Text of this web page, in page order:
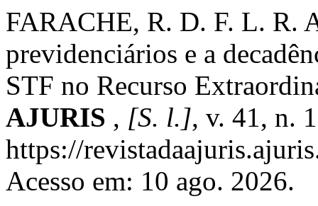
FARACHE, R. D. F. L. R.
previdenciários e a
STF no Recurso
AJURIS , [S. l.], v. 41, n.
https://
Acesso em: 10 ago. 2026.